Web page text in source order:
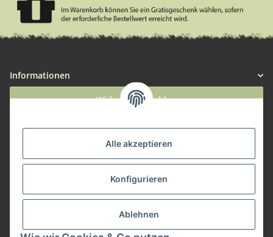
Alle akzeptieren
Konfigurieren
Ablehnen
Informationen
Widerruf anmelden
Zahlungsmöglichkeiten